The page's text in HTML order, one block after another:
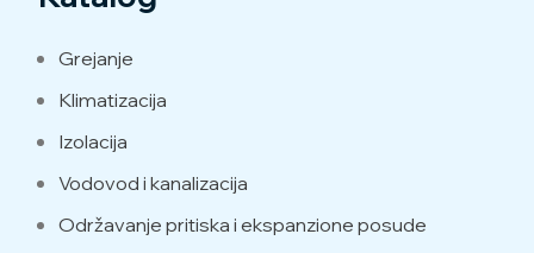
Grejanje
Klimatizacija
Izolacija
Vodovod i kanalizacija
Održavanje pritiska i ekspanzione posude